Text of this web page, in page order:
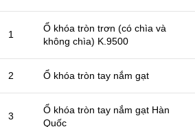
1
Ổ khóa tròn trơn (có chìa và
không chìa) K.9500
2 Ổ khóa tròn tay nắm gạt
3
Ổ khóa tròn tay nắm gạt Hàn
Quốc